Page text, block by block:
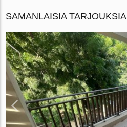
SAMANLAISIA TARJOUKSIA